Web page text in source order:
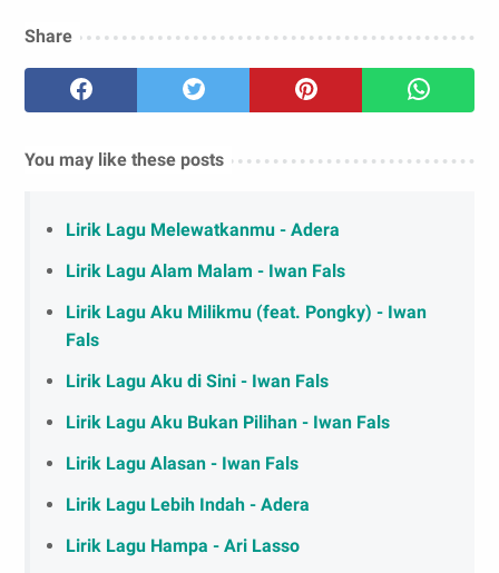
Share
You may like these posts
Lirik Lagu Melewatkanmu - Adera
Lirik Lagu Alam Malam - Iwan Fals
Lirik Lagu Aku Milikmu (feat. Pongky) - Iwan
Fals
Lirik Lagu Aku di Sini - Iwan Fals
Lirik Lagu Aku Bukan Pilihan - Iwan Fals
Lirik Lagu Alasan - Iwan Fals
Lirik Lagu Lebih Indah - Adera
Lirik Lagu Hampa - Ari Lasso